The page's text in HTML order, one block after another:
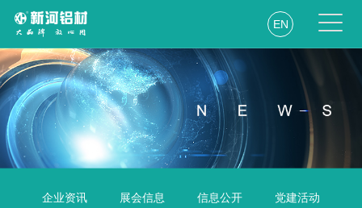
EN
企业资讯 展会信息 信息公开 党建活动